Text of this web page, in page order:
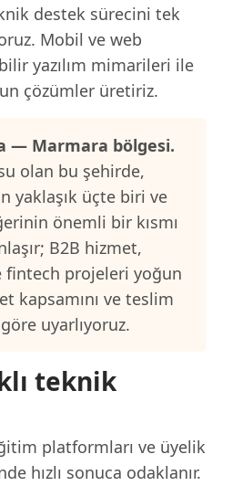
destek sürecini tek
Mobil ve web
yazılım mimarileri ile
çözümler üretiriz.
— Marmara bölgesi.
olan bu şehirde,
yaklaşık üçte biri ve
önemli bir kısmı
B2B hizmet,
projeleri yoğun
kapsamını ve teslim
uyarlıyoruz.
teknik
platformları ve üyelik
hızlı sonuca odaklanır.